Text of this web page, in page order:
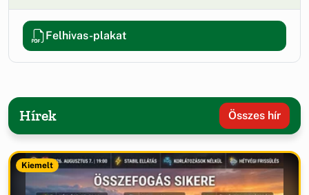
Felhivas-plakat
Hírek Összes hír
Kiemelt